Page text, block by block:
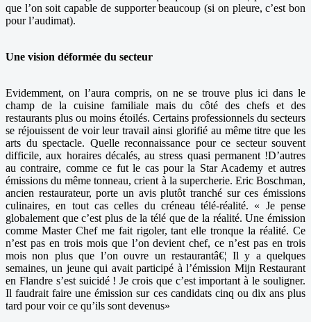
que l’on soit capable de supporter beaucoup (si on pleure, c’est bon
pour l’audimat).
Une vision déformée du secteur
Evidemment, on l’aura compris, on ne se trouve plus ici dans le
champ de la cuisine familiale mais du côté des chefs et des
restaurants plus ou moins étoilés. Certains professionnels du secteurs
se réjouissent de voir leur travail ainsi glorifié au même titre que les
arts du spectacle. Quelle reconnaissance pour ce secteur souvent
difficile, aux horaires décalés, au stress quasi permanent !D’autres
au contraire, comme ce fut le cas pour la Star Academy et autres
émissions du même tonneau, crient à la supercherie. Eric Boschman,
ancien restaurateur, porte un avis plutôt tranché sur ces émissions
culinaires, en tout cas celles du créneau télé-réalité. « Je pense
globalement que c’est plus de la télé que de la réalité. Une émission
comme Master Chef me fait rigoler, tant elle tronque la réalité. Ce
n’est pas en trois mois que l’on devient chef, ce n’est pas en trois
mois non plus que l’on ouvre un restaurantâ€¦ Il y a quelques
semaines, un jeune qui avait participé à l’émission Mijn Restaurant
en Flandre s’est suicidé ! Je crois que c’est important à le souligner.
Il faudrait faire une émission sur ces candidats cinq ou dix ans plus
tard pour voir ce qu’ils sont devenus»